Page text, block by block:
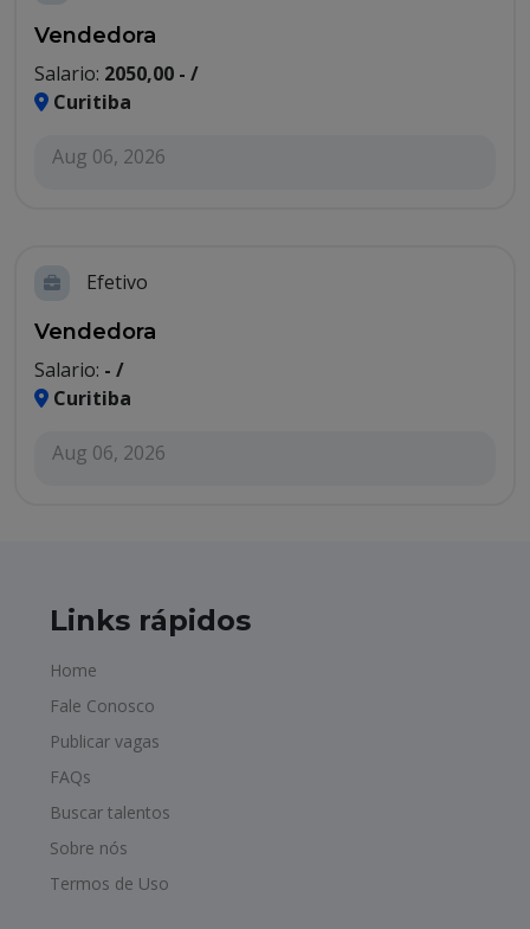
Vendedora
Salario: 2050,00 - /
Curitiba
Aug 06, 2026
Efetivo
Vendedora
Salario: - /
Curitiba
Aug 06, 2026
Links rápidos
Home
Fale Conosco
Publicar vagas
FAQs
Buscar talentos
Sobre nós
Termos de Uso